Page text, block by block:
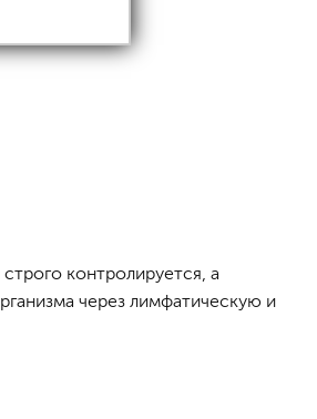
контролируется, а
через лимфатическую и